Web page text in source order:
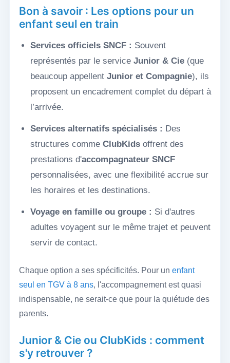
Bon à savoir : Les options pour un
enfant seul en train
Services officiels SNCF : Souvent
représentés par le service Junior & Cie(que
beaucoup appellent Junior et Compagnie), ils
proposent un encadrement complet du départ à
l’arrivée.
Services alternatifs spécialisés : Des
structures comme ClubKidsoffrent des
prestations d'accompagnateur SNCF
personnalisées, avec une flexibilité accrue sur
les horaires et les destinations.
Voyage en famille ou groupe : Si d'autres
adultes voyagent sur le même trajet et peuvent
servir de contact.
Chaque option a ses spécificités. Pour un enfant
seul en TGV à 8 ans, l'accompagnement est quasi
indispensable, ne serait-ce que pour la quiétude des
parents.
Junior & Cie ou ClubKids : comment
s'y retrouver ?